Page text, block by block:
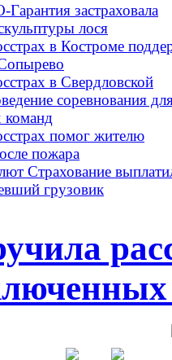
застраховала
лося
в Костроме
в Свердловской
соревнования
команд
помог жителю
пожара
Страхование
грузовик